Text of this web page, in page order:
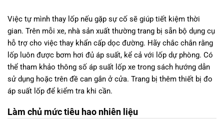
Việc tự mình thay lốp nếu gặp sự cố sẽ giúp tiết kiệm thời
gian. Trên mỗi xe, nhà sản xuất thường trang bị sẵn bộ dụng cụ
hỗ trợ cho việc thay khẩn cấp dọc đường. Hãy chắc chắn rằng
lốp luôn được bơm hơi đủ áp suất, kể cả với lốp dự phòng. Có
thể tham khảo thông số áp suất lốp xe trong sách hướng dẫn
sử dụng hoặc trên đề can gắn ở cửa. Trang bị thêm thiết bị đo
áp suất lốp để kiểm tra khi cần.
Làm chủ mức tiêu hao nhiên liệu